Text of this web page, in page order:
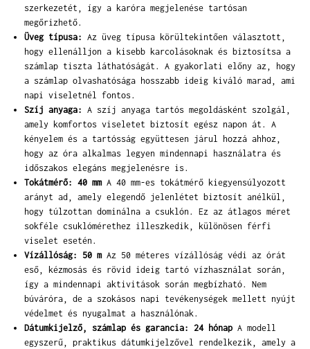
szerkezetét, így a karóra megjelenése tartósan
megőrizhető.
Üveg típusa: Az üveg típusa körültekintően választott,
hogy ellenálljon a kisebb karcolásoknak és biztosítsa a
számlap tiszta láthatóságát. A gyakorlati előny az, hogy
a számlap olvashatósága hosszabb ideig kiváló marad, ami
napi viseletnél fontos.
Szíj anyaga: A szíj anyaga tartós megoldásként szolgál,
amely komfortos viseletet biztosít egész napon át. A
kényelem és a tartósság együttesen járul hozzá ahhoz,
hogy az óra alkalmas legyen mindennapi használatra és
időszakos elegáns megjelenésre is.
Tokátmérő: 40 mmA 40 mm-es tokátmérő kiegyensúlyozott
arányt ad, amely elegendő jelenlétet biztosít anélkül,
hogy túlzottan dominálna a csuklón. Ez az átlagos méret
sokféle csuklómérethez illeszkedik, különösen férfi
viselet esetén.
Vízállóság: 50 mAz 50 méteres vízállóság védi az órát
eső, kézmosás és rövid ideig tartó vízhasználat során,
így a mindennapi aktivitások során megbízható. Nem
búváróra, de a szokásos napi tevékenységek mellett nyújt
védelmet és nyugalmat a használónak.
Dátumkijelző, számlap és garancia: 24 hónap A modell
egyszerű, praktikus dátumkijelzővel rendelkezik, amely a